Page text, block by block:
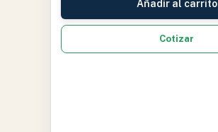
Añadir al carrito
Cotizar